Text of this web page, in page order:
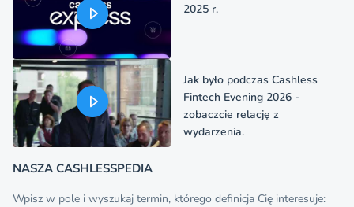
2025 r.
Jak było podczas Cashless
Fintech Evening 2026 -
zobaczcie relację z
wydarzenia.
NASZA CASHLESSPEDIA
Wpisz w pole i wyszukaj termin, którego definicja Cię interesuje: